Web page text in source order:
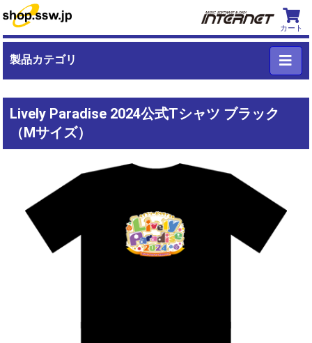
カート
製品カテゴリ
Lively Paradise 2024公式Tシャツ ブラック
（Mサイズ）